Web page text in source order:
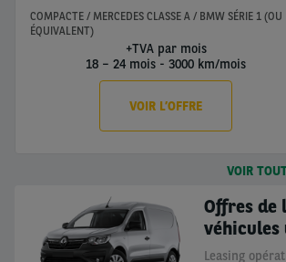
COMPACTE / MERCEDES CLASSE A / BMW SÉRIE 1 (OU
ÉQUIVALENT)
+TVA par mois
18 – 24 mois - 3000 km/mois
VOIR L’OFFRE
VOIR
Offres de
Leasing